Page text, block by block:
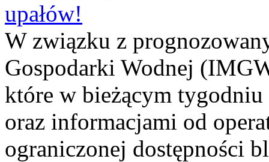
upałów!
W związku z
Gospodarki Wodnej
które w bieżącym tygodniu
oraz informacjami od
ograniczonej dostępności